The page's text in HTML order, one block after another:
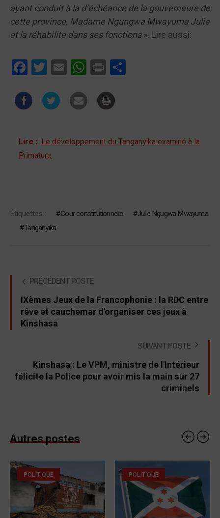
ayant conduit à la d’échéance de la gouverneure de
cette province, Madame Ngungwa Mwayuma Julie
et la réhabilite dans ses fonctions». Lire aussi:
FacebookTwitterEmail WhatsApp
Print
Lire : Le développement du Tanganyika examiné à la
Primature
Étiquettes : Cour constitutionnelle
Julie Ngugwa Mwayuma
Tanganyika
PRÉCÉDENT POSTE
IXèmes Jeux de la Francophonie : la RDC entre
rêve et cauchemar d'organiser ces jeux à
Kinshasa
SUIVANT POSTE
Kinshasa : Le VPM, ministre de l'Intérieur
félicite la Police pour avoir mis la main sur 27
criminels
Autres postes
POLITIQUE POLITIQUE